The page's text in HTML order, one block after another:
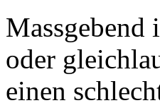
Massgebend
oder
einen